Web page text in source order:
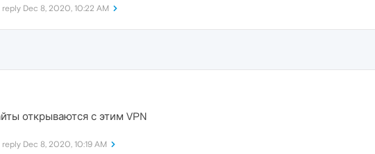
reply Dec 8, 2020, 10:22 AM
открываются с этим VPN
reply Dec 8, 2020, 10:19 AM